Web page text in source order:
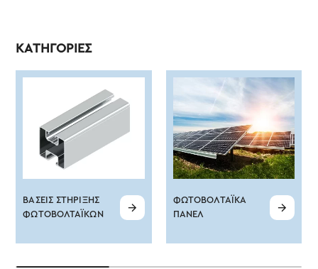
ΚΑΤΗΓΟΡΊΕΣ
ΒΆΣΕΙΣ ΣΤΉΡΙΞΗΣ
ΦΩΤΟΒΟΛΤΑΪΚΏΝ
ΦΩΤΟΒΟΛΤΑΪΚΆ
ΠΆΝΕΛ